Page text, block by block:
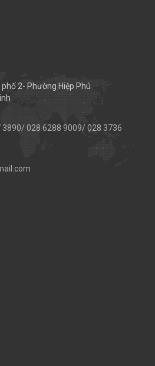
2- Phường Hiệp Phú
3890/ 028 6288 9009/ 028 3736